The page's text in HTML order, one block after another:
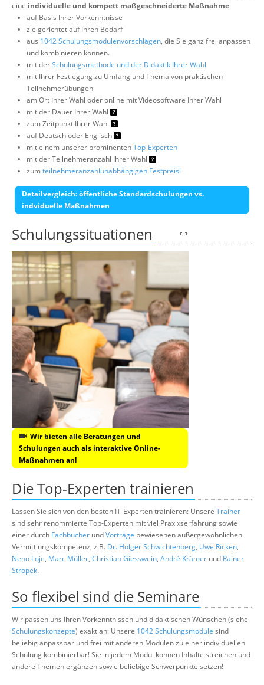
eine individuelle und kompett maßgeschneiderte Maßnahme
auf Basis Ihrer Vorkenntnisse
zielgerichtet auf Ihren Bedarf
aus 1042 Schulungsmodulenvorschlägen, die Sie ganz frei anpassen
und kombinieren können.
mit derSchulungsmethode und der Didaktik Ihrer Wahl
mit Ihrer Festlegung zu Umfang und Thema von praktischen
Teilnehmerübungen
am Ort Ihrer Wahl oder online mit Videosoftware Ihrer Wahl
mit der Dauer Ihrer Wahl
zum Zeitpunkt Ihrer Wahl
auf Deutsch oder Englisch
mit einem unserer prominentenTop-Experten
mit der Teilnehmeranzahl Ihrer Wahl
zumteilnehmeranzahlunabhängigen Festpreis!
Detailvergleich: öffentliche Standardschulungen vs.
indviduelle Maßnahmen
Schulungssituationen
Wir bieten alle Beratungen und
Schulungen auch als interaktive Online-
Maßnahmen an!
Die Top-Experten trainieren
Lassen Sie sich von den besten IT-Experten trainieren: Unsere Trainer
sind sehr renommierte Top-Experten mit viel Praxixserfahrung sowie
einer durch Fachbücher undVorträge bewiesenen außergewöhnlichen
Vermittlungskompetenz, z.B. Dr. Holger Schwichtenberg, Uwe Ricken,
Neno Loje, Marc Müller, Christian Giesswein, André Krämer und Rainer
Stropek.
So flexibel sind die Seminare
Wir passen uns Ihren Vorkenntnissen und didaktischen Wünschen (siehe
Schulungskonzepte) exakt an: Unsere 1042 Schulungsmodule sind
beliebig anpassbar und frei mit anderen Modulen zu einer individuellen
Schulung kombinierbar! Sie in jedem Modul können Inhalte streichen und
andere Themen ergänzen sowie beliebige Schwerpunkte setzen!